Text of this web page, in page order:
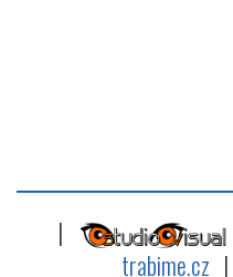
|
trabime.cz |